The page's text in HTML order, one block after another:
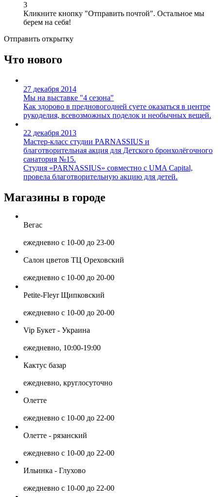
3
Кликните кнопку "Отправить почтой". Остальное мы
берем на себя!
Отправить открытку
Что нового
27 декабря 2014
Мы на выставке "4 сезона"
Как здорово в предновогодней суете оказаться в центре
рукоделия, всевозможных поделок и необычных вещей.
22 декабря 2013
Мастер-класс студии PARNASSIUS и
благотворительная акция для Детского бронхолёгочного
санатория №15.
Cтудия «PARNASSIUS» совместно с UMA Capital,
провела благотворительную акцию для детей.
Магазины в городе
Вегас
ежедневно с 10-00 до 23-00
Салон цветов ТЦ Ореховский
ежедневно с 10-00 до 20-00
Petite-Fleyr Щипковский
ежедневно с 10-00 до 20-00
Vip Букет - Украина
ежедневно, 10:00-19:00
Кактус базар
ежедневно, круглосуточно
Олетте
ежедневно с 10-00 до 22-00
Олетте - рязанский
ежедневно с 10-00 до 22-00
Ильинка - Глухово
ежедневно с 10-00 до 22-00